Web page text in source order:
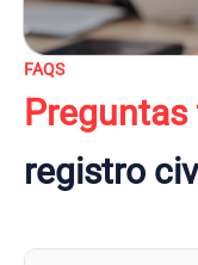
FAQS
registro